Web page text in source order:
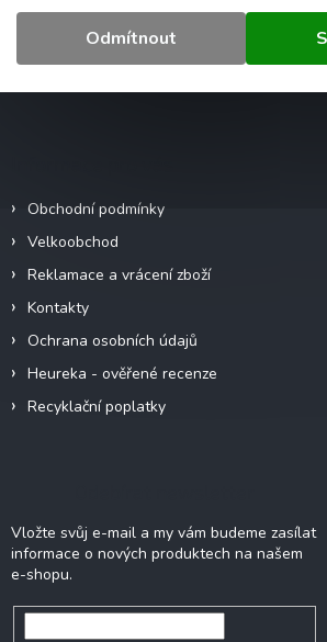
Odmítnout
Rozměr: 105x70x20mm
Obchodní podmínky
Velkoobchod
Reklamace a vrácení zboží
Kontakty
Ochrana osobních údajů
Heureka - ověřené recenze
Recyklační poplatky
Vložte svůj e-mail a my vám budeme zasílat
informace o nových produktech na našem
e-shopu.